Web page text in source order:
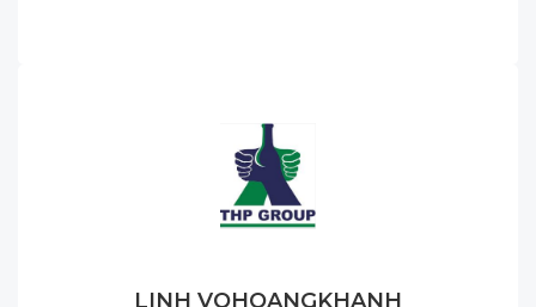
LINH VOHOANGKHANH